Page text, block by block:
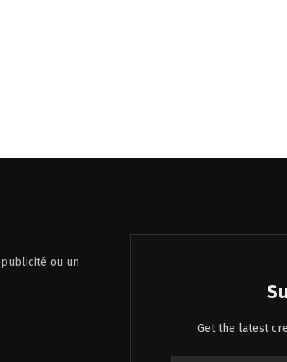
ou un
Get the latest